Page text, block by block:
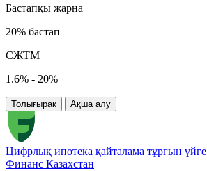
Бастапқы жарна
20% бастап
СЖТМ
1.6% - 20%
Толығырак Ақша алу
Цифрлық ипотека қайталама тұрғын үйге
Финанс Казахстан